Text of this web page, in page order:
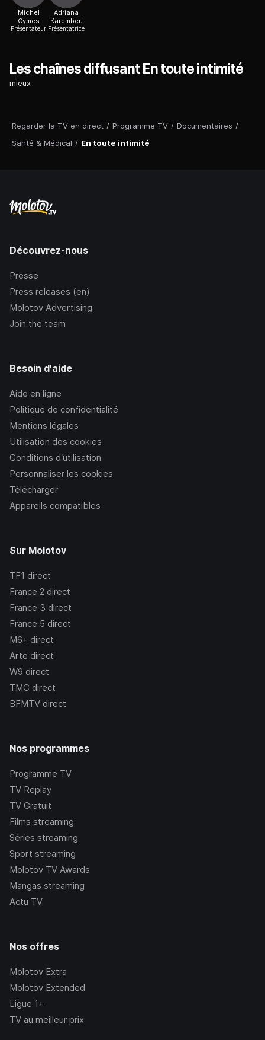
Regarder la TV en direct / Programme TV / Documentaires /
Santé & Médical / En toute intimité
Michel
Cymes
Présentateur
Adriana
Karembeu
Présentatrice
Les chaînes diffusant En toute intimité
mieux
Découvrez-nous
Presse
Press releases (en)
Molotov Advertising
Join the team
Besoin d'aide
Aide en ligne
Politique de confidentialité
Mentions légales
Utilisation des cookies
Conditions d’utilisation
Personnaliser les cookies
Télécharger
Appareils compatibles
Sur Molotov
TF1 direct
France 2 direct
France 3 direct
France 5 direct
M6+ direct
Arte direct
W9 direct
TMC direct
BFMTV direct
Nos programmes
Programme TV
TV Replay
TV Gratuit
Films streaming
Séries streaming
Sport streaming
Molotov TV Awards
Mangas streaming
Actu TV
Nos offres
Molotov Extra
Molotov Extended
Ligue 1+
TV au meilleur prix